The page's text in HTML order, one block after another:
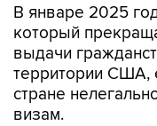
В январе 2025
который
выдачи
территории США,
стране
визам.